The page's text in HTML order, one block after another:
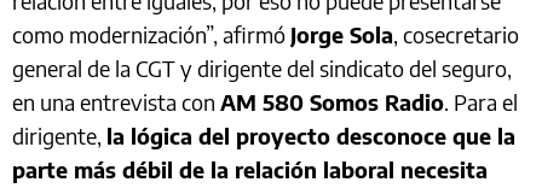
como modernización”, afirmó Jorge Sola, cosecretario
general de la CGT y dirigente del sindicato del seguro,
en una entrevista con AM 580 Somos Radio. Para el
dirigente, la lógica del proyecto desconoce que la
parte más débil de la relación laboral necesita